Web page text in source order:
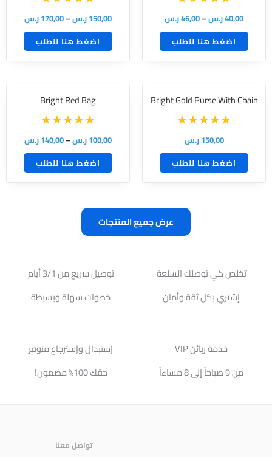
40,00ر.س–
46,00ر.س
اضغط هنا للطلب
150,00ر.س–
170,00ر.س
اضغط هنا للطلب
Bright Gold Purse With Chain
150,00ر.س
اضغط هنا للطلب
Bright Red Bag
100,00ر.س–
140,00ر.س
اضغط هنا للطلب
عرض جميع المنتجات
تخلص كي توصلك السلعة
إشتري بكل ثقة وأمان
توصيل سريع من 3/1 أيام
خطوات سهلة وبسيطة
خدمة زبائن VIP
من 9 صباحاً إلى 8 مساءاً
إستبدال وإسترجاع متوفر
حقك 100% مضمون!
تواصل معنا